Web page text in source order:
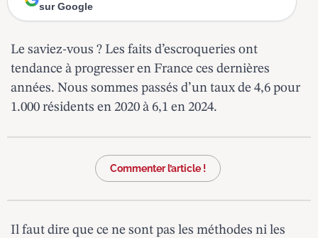
sur Google
Le saviez-vous ? Les faits d’escroqueries ont
tendance à progresser en France ces dernières
années. Nous sommes passés d’un taux de 4,6 pour
1.000 résidents en 2020 à 6,1 en 2024.
Commenter l’article !
Il faut dire que ce ne sont pas les méthodes ni les